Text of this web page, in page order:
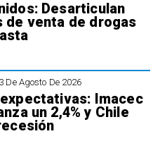
Desarticulan
de venta de drogas
3 De Agosto De 2026
Imacec
un 2,4% y Chile